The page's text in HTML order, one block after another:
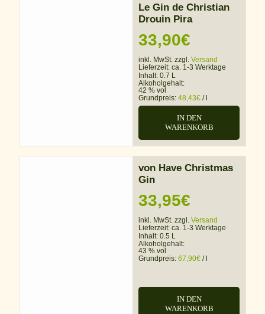
Le Gin de Christian
Drouin Pira
33,90€
inkl. MwSt. zzgl. Versand
Lieferzeit: ca. 1-3 Werktage
Inhalt: 0.7 L
Alkoholgehalt:
42 % vol
Grundpreis: 48,43€ /l
IN DEN
WARENKORB
von Have Christmas
Gin
33,95€
inkl. MwSt. zzgl. Versand
Lieferzeit: ca. 1-3 Werktage
Inhalt: 0.5 L
Alkoholgehalt:
43 % vol
Grundpreis: 67,90€ /
IN DEN
WARENKORB